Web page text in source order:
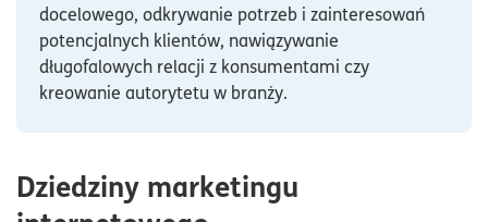
docelowego, odkrywanie potrzeb i zainteresowań
potencjalnych klientów, nawiązywanie
długofalowych relacji z konsumentami czy
kreowanie autorytetu w branży.
Dziedziny marketingu